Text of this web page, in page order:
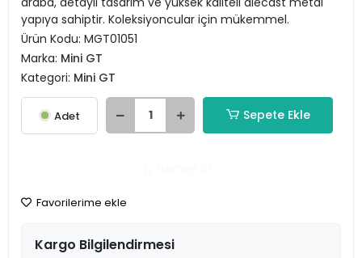
yapıya sahiptir. Koleksiyoncular için mükemmel.
Ürün Kodu: MGT01051
Marka: Mini GT
Kategori: Mini GT
Adet Sepete Ekle
Favorilerime ekle
Kargo Bilgilendirmesi